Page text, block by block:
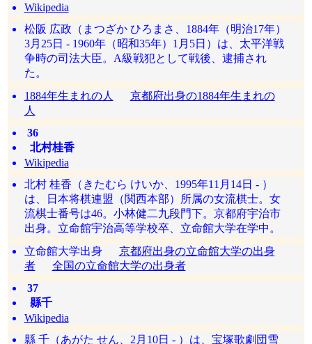
Wikipedia
松阪 広政（まつざか ひろまさ、1884年（明治17年）
3月25日 - 1960年（昭和35年）1月5日）は、太平洋戦
争時の司法大臣。A級戦犯として戦後、逮捕され
た。
1884年生まれの人
京都府出身の1884年生まれの
人
36
北村桂香
Wikipedia
北村 桂香（きたむら けいか、1995年11月14日 - ）
は、日本将棋連盟（関西本部）所属の女流棋士。女
流棋士番号は46。小林健二九段門下。京都府宇治市
出身。立命館宇治高等学校卒、立命館大学在学中。
立命館大学出身 京都府出身の立命館大学の出身
者
全国の立命館大学の出身者
37
縣千
Wikipedia
縣 千（あがた せん、2月10日 - ）は、宝塚歌劇団雪